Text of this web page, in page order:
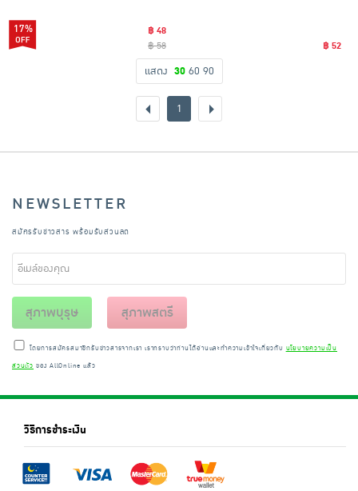
17%
฿ 48
฿ 58
฿ 52
แสดง 30 60 90
1
NEWSLETTER
สมัครรับข่าวสาร พร้อมรับส่วนลด
สุภาพบุรุษ สุภาพสตรี
โดยการสมัครสมาชิกรับข่าวสารจากเรา เราทราบว่าท่านได้อ่านและทำความเข้าใจเกี่ยวกับ นโยบายความเป็น
ส่วนตัว ของ AllOnline แล้ว
วิธีการชำระเงิน